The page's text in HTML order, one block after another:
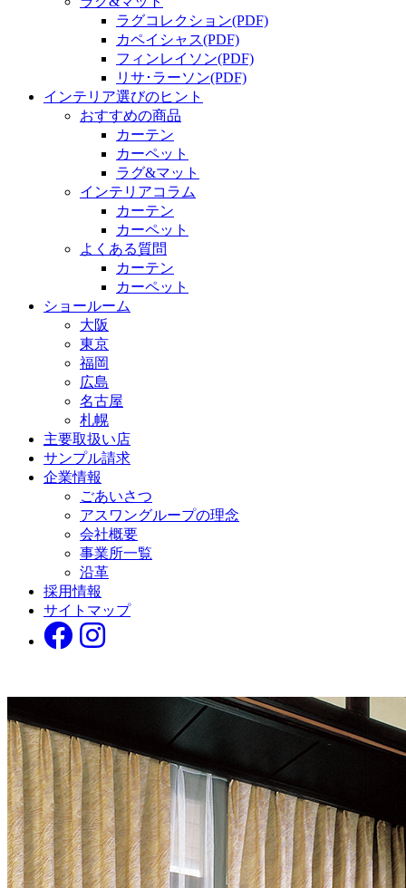
ラグコレクション(PDF)
カペイシャス(PDF)
フィンレイソン(PDF)
リサ･ラーソン(PDF)
インテリア選びのヒント
おすすめの商品
カーテン
カーペット
ラグ&マット
インテリアコラム
カーテン
カーペット
よくある質問
カーテン
カーペット
ショールーム
大阪
東京
福岡
広島
名古屋
札幌
主要取扱い店
サンプル請求
企業情報
ごあいさつ
アスワングループの理念
会社概要
事業所一覧
沿革
採用情報
サイトマップ